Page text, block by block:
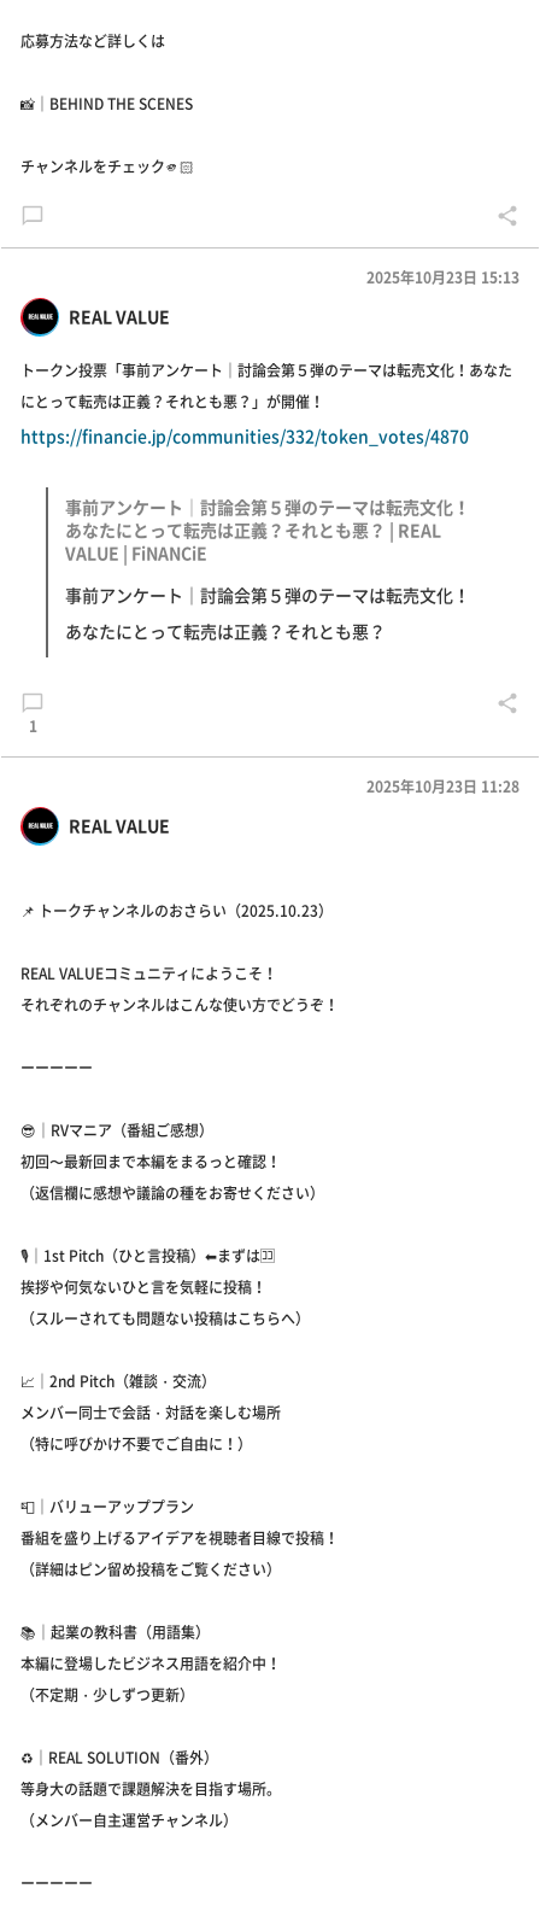
応募方法など詳しくは
📸｜BEHIND THE SCENES
チャンネルをチェック🫵🏻
REAL VALUE
2025年10月23日 15:13
トークン投票「事前アンケート｜討論会第５弾のテーマは転売文化！あなた
にとって転売は正義？それとも悪？」が開催！
https://financie.jp/communities/332/token_votes/4870
事前アンケート｜討論会第５弾のテーマは転売文化！
あなたにとって転売は正義？それとも悪？ | REAL
VALUE | FiNANCiE
事前アンケート｜討論会第５弾のテーマは転売文化！
あなたにとって転売は正義？それとも悪？
1
REAL VALUE
2025年10月23日 11:28
📌 トークチャンネルのおさらい（2025.10.23）
REAL VALUEコミュニティにようこそ！
それぞれのチャンネルはこんな使い方でどうぞ！
ーーーーー
😎｜RVマニア（番組ご感想）
初回〜最新回まで本編をまるっと確認！
（返信欄に感想や議論の種をお寄せください）
🎙️｜1st Pitch（ひと言投稿）⬅︎まずは🈁
挨拶や何気ないひと言を気軽に投稿！
（スルーされても問題ない投稿はこちらへ）
📈｜2nd Pitch（雑談・交流）
メンバー同士で会話・対話を楽しむ場所
（特に呼びかけ不要でご自由に！）
📮｜バリューアッププラン
番組を盛り上げるアイデアを視聴者目線で投稿！
（詳細はピン留め投稿をご覧ください）
📚｜起業の教科書（用語集）
本編に登場したビジネス用語を紹介中！
（不定期・少しずつ更新）
♻️｜REAL SOLUTION（番外）
等身大の話題で課題解決を目指す場所。
（メンバー自主運営チャンネル）
ーーーーー